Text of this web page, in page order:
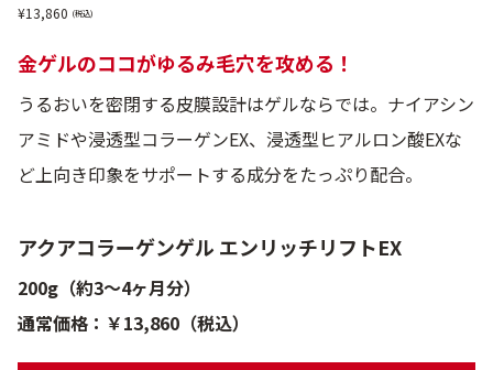
13,860
金ゲルのココがゆるみ毛穴を攻める！
うるおいを密閉する皮膜設計はゲルならでは。ナイアシン
アミドや浸透型コラーゲンEX、浸透型ヒアルロン酸EXな
ど上向き印象をサポートする成分をたっぷり配合。
アクアコラーゲンゲル エンリッチリフトEX
200g（約3～4ヶ月分）
通常価格：￥13,860（税込）